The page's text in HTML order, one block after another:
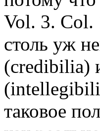
Vol. 3. Col.
столь уж
(credibilia)
таковое